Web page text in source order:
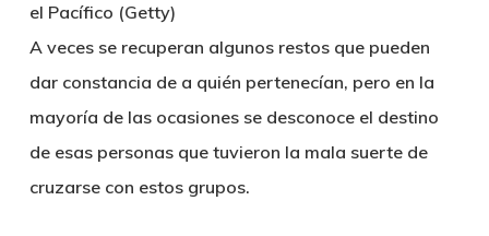
el Pacífico (Getty)
A veces se recuperan algunos restos que pueden
dar constancia de a quién pertenecían, pero en la
mayoría de las ocasiones se desconoce el destino
de esas personasque tuvieron la mala suerte de
cruzarse con estos grupos.